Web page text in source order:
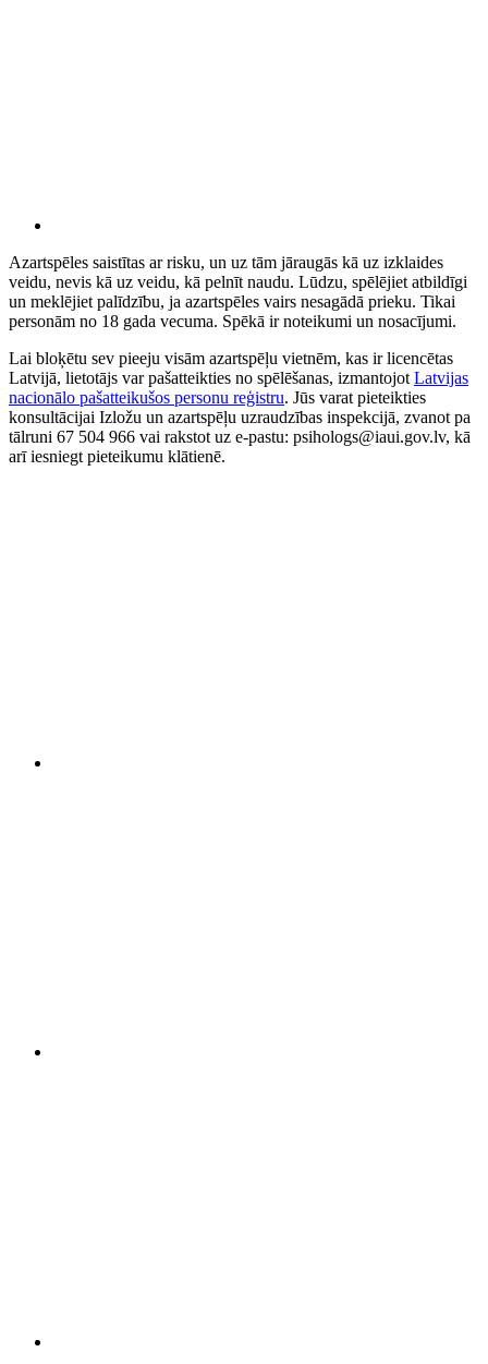
Azartspēles saistītas ar risku, un uz tām jāraugās kā uz izklaides
veidu, nevis kā uz veidu, kā pelnīt naudu. Lūdzu, spēlējiet atbildīgi
un meklējiet palīdzību, ja azartspēles vairs nesagādā prieku. Tikai
personām no 18 gada vecuma. Spēkā ir noteikumi un nosacījumi.
Lai bloķētu sev pieeju visām azartspēļu vietnēm, kas ir licencētas
Latvijā, lietotājs var pašatteikties no spēlēšanas, izmantojot Latvijas
nacionālo pašatteikušos personu reģistru. Jūs varat pieteikties
konsultācijai Izložu un azartspēļu uzraudzības inspekcijā, zvanot pa
tālruni 67 504 966 vai rakstot uz e-pastu: psihologs@iaui.gov.lv, kā
arī iesniegt pieteikumu klātienē.